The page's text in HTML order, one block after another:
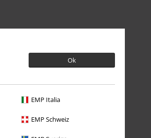
Ok
EMP Italia
EMP Schweiz